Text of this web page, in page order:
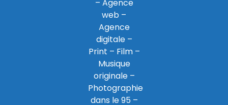
– Agence
web –
Agence
digitale–
Print – Film –
Musique
originale –
Photographie
dans le 95 –